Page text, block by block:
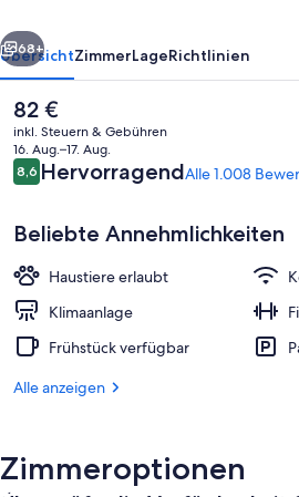
Weiter
68+
ÜbersichtZimmerLageRichtlinien
Der
aktuelle
Preis
beträgt
82 €.
82 €
inkl. Steuern & Gebühren
16. Aug.–17. Aug.
Bewertungen
8,68,6 von 10.
HervorragendAlle 1.008
Beliebte Annehmlichkeiten
Haustiere erlaubt
Klimaanlage
Frühstück verfügbar
Alle anzeigen
Zimmeroptionen